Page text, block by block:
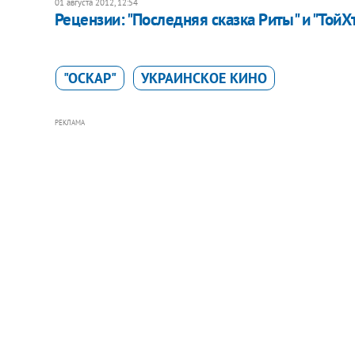
Рецензии: "Последняя сказка Риты" и
"ОСКАР" УКРАИНСКОЕ КИНО
РЕКЛАМА